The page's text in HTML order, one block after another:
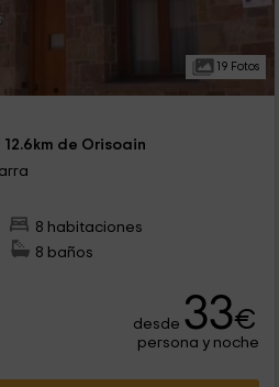
19 Fotos
de Orisoain
8 habitaciones
8 baños
desde 33€
persona y noche